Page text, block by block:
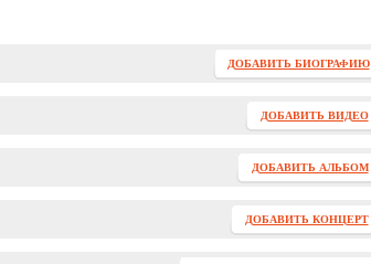
ДОБАВИТЬ БИОГРАФИЮ
ДОБАВИТЬ ВИДЕО
ДОБАВИТЬ АЛЬБОМ
ДОБАВИТЬ КОНЦЕРТ